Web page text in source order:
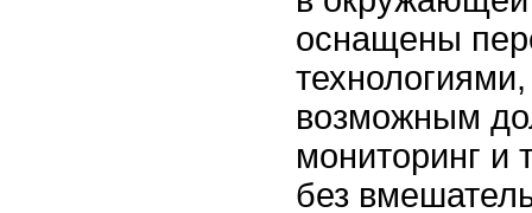
оснащены
возможным
мониторинг и
без